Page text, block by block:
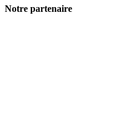
Notre partenaire